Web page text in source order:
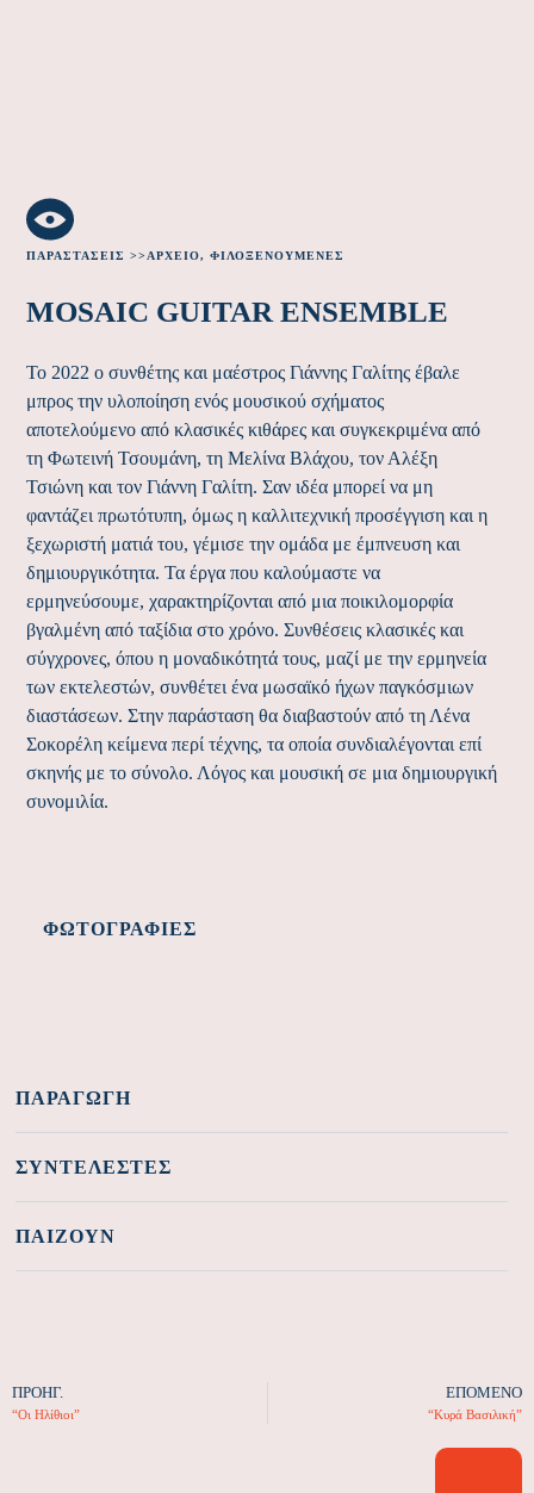
ΠΑΡΑΣΤΆΣΕΙΣ >> ΑΡΧΕΊΟ,ΦΙΛΟΞΕΝΟΎΜΕΝΕΣ
MOSAIC GUITAR ENSEMBLE
Το 2022 ο συνθέτης και μαέστρος Γιάννης Γαλίτης έβαλε
μπρος την υλοποίηση ενός μουσικού σχήματος
αποτελούμενο από κλασικές κιθάρες και συγκεκριμένα από
τη Φωτεινή Τσουμάνη, τη Μελίνα Βλάχου, τον Αλέξη
Τσιώνη και τον Γιάννη Γαλίτη. Σαν ιδέα μπορεί να μη
φαντάζει πρωτότυπη, όμως η καλλιτεχνική προσέγγιση και η
ξεχωριστή ματιά του, γέμισε την ομάδα με έμπνευση και
δημιουργικότητα. Τα έργα που καλούμαστε να
ερμηνεύσουμε, χαρακτηρίζονται από μια ποικιλομορφία
βγαλμένη από ταξίδια στο χρόνο. Συνθέσεις κλασικές και
σύγχρονες, όπου η μοναδικότητά τους, μαζί με την ερμηνεία
των εκτελεστών, συνθέτει ένα μωσαϊκό ήχων παγκόσμιων
διαστάσεων. Στην παράσταση θα διαβαστούν από τη Λένα
Σοκορέλη κείμενα περί τέχνης, τα οποία συνδιαλέγονται επί
σκηνής με το σύνολο. Λόγος και μουσική σε μια δημιουργική
συνομιλία.
ΦΩΤΟΓΡΑΦΊΕΣ
ΠΑΡΑΓΩΓΉ
ΣΥΝΤΕΛΕΣΤΈΣ
ΠΑΊΖΟΥΝ
ΠΡΟΗΓ.
“Οι Ηλίθιοι”
ΕΠΌΜΕΝΟ
“Κυρά Βασιλική”